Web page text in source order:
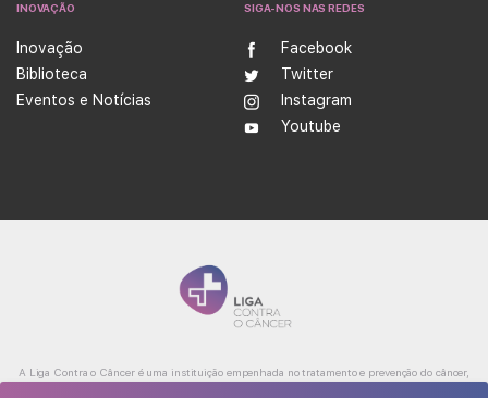
INOVAÇÃO
Inovação
Biblioteca
Eventos e Notícias
SIGA-NOS NAS REDES
Facebook
Twitter
Instagram
Youtube
A Liga Contra o Câncer é uma instituição empenhada no tratamento e prevenção do câncer,